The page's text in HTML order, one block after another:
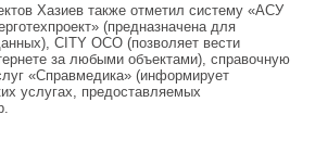
Хазиев также отметил систему «АСУ
(предназначена для
CITY OCO (позволяет вести
за любыми объектами), справочную
«Справмедика» (информирует
услугах, предоставляемых